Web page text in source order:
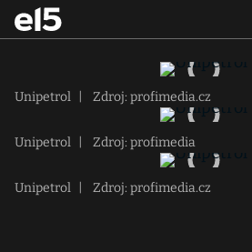
Unipetrol Zdroj: profimedia.cz
Unipetrol Zdroj: profimedia
Unipetrol Zdroj: profimedia.cz